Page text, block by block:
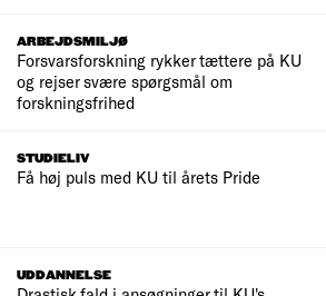
ARBEJDSMILJØ
Forsvarsforskning rykker tættere på KU
og rejser svære spørgsmål om
forskningsfrihed
STUDIELIV
Få høj puls med KU til årets Pride
UDDANNELSE